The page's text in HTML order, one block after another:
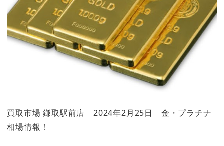
買取市場 鎌取駅前店 2024年2月25日 金・プラチナ
相場情報！